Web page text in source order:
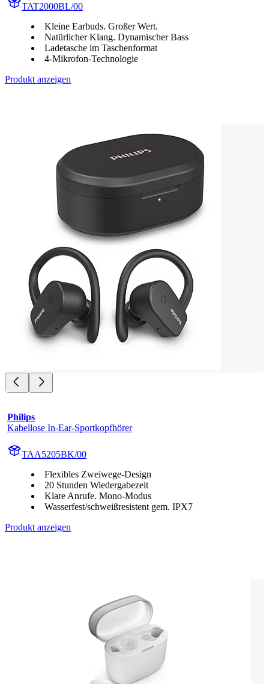
TAT2000BL/00
Kleine Earbuds. Großer Wert.
Natürlicher Klang. Dynamischer Bass
Ladetasche im Taschenformat
4-Mikrofon-Technologie
Produkt anzeigen
Philips
Kabellose In-Ear-Sportkopfhörer
TAA5205BK/00
Flexibles Zweiwege-Design
20 Stunden Wiedergabezeit
Klare Anrufe. Mono-Modus
Wasserfest/schweißresistent gem. IPX7
Produkt anzeigen